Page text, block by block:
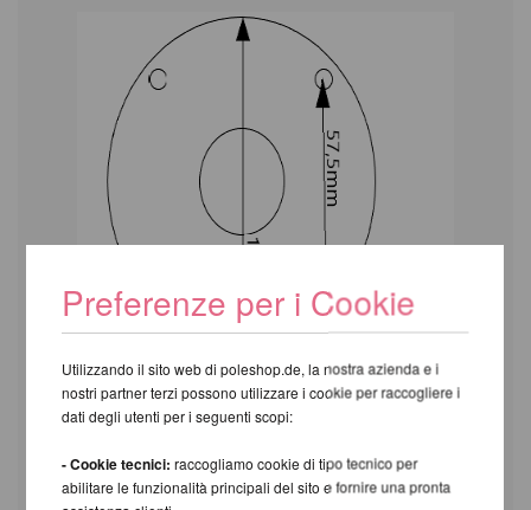
Preferenze per i Cookie
Utilizzando il sito web di poleshop.de, la nostra azienda e i
nostri partner terzi possono utilizzare i cookie per raccogliere i
dati degli utenti per i seguenti scopi:
- Cookie tecnici: raccogliamo cookie di tipo tecnico per
abilitare le funzionalità principali del sito e fornire una pronta